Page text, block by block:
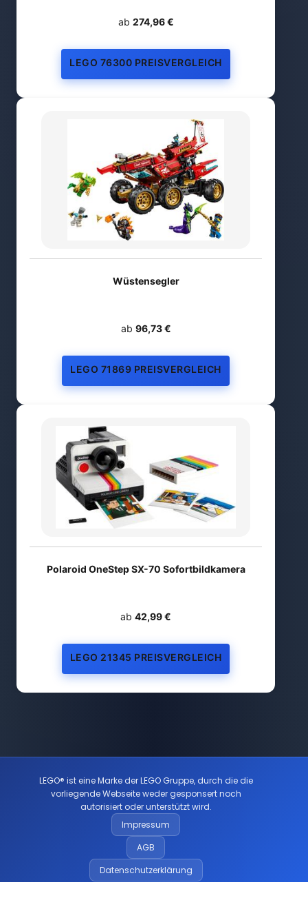
ab 274,96 €
LEGO 76300 PREISVERGLEICH
Wüstensegler
ab 96,73 €
LEGO 71869 PREISVERGLEICH
Polaroid OneStep SX-70 Sofortbildkamera
ab 42,99 €
LEGO 21345 PREISVERGLEICH
LEGO® ist eine Marke der LEGO Gruppe, durch die die
vorliegende Webseite weder gesponsert noch
autorisiert oder unterstützt wird.
Impressum
AGB
Datenschutzerklärung